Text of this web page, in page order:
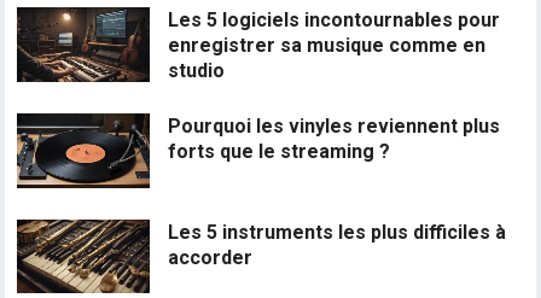
Les 5 logiciels incontournables pour
enregistrer sa musique comme en
studio
Pourquoi les vinyles reviennent plus
forts que le streaming ?
Les 5 instruments les plus difficiles à
accorder